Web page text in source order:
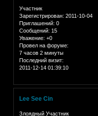
Участник
Зарегистрирован: 2011-10-04
Приглашений: 0
Сообщений: 15
Уважение: +0
Провел на форуме:
7 часов 2 минуты
Последний визит:
2011-12-14 01:39:10
Lee See Cin
Злоядный Участник